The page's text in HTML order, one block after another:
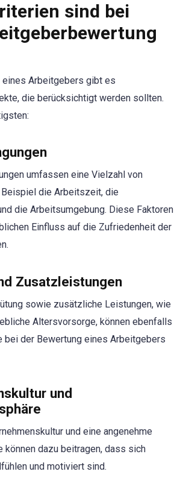
sind bei
eines Arbeitgebers gibt es
die berücksichtigt werden sollten.
umfassen eine Vielzahl von
Beispiel die Arbeitszeit, die
die Arbeitsumgebung. Diese Faktoren
Einfluss auf die Zufriedenheit der
Zusatzleistungen
sowie zusätzliche Leistungen, wie
Altersvorsorge, können ebenfalls
bei der Bewertung eines Arbeitgebers
und
und eine angenehme
können dazu beitragen, dass sich
und motiviert sind.